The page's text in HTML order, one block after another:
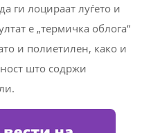
ги лоцираат луѓето и
е „термичка облога“
и полиетилен, како и
што содржи